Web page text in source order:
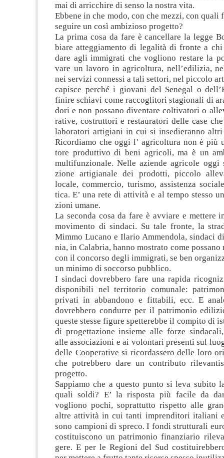
mai di arric­chire di senso la nostra vita.
Ebbene in che modo, con che mezzi, con
se­guire un così ambi­zioso progetto?
La prima cosa da fare è can­cel­lare la legge
biare atteg­gia­mento di lega­lità di fronte a
dare agli immi­grati che vogliono restare la
vare un lavoro in agri­col­tura, nell’edilizia,
nei ser­vizi con­nessi a tali set­tori, nel pic­colo
capi­sce per­ché i gio­vani del Sene­gal o
finire schiavi come rac­co­gli­tori sta­gio­nali di
dori e non pos­sano diven­tare col­ti­va­tori o
ra­tive, costrut­tori e restau­ra­tori delle case
labo­ra­tori arti­giani in cui si inse­die­ranno
Ricor­diamo che oggi l’ agri­col­tura non è più
tore pro­dut­tivo di beni agri­coli, ma è un
mul­ti­fun­zio­nale. Nelle aziende agri­cole
zione arti­gia­nale dei pro­dotti, pic­colo
locale, com­mer­cio, turi­smo, assi­stenza
tica. E’ una rete di atti­vità e al tempo stesso
zioni umane.
La seconda cosa da fare è avviare e met­tere
movi­mento di sin­daci. Su tale fronte, la
Mimmo Lucano e Ila­rio Ammen­dola, sin­daci
nia, in Cala­bria, hanno mostrato come pos­sano
con il con­corso degli immi­grati, se ben
un minimo di soc­corso pub­blico.
I sin­daci dovreb­bero fare una rapida
dispo­ni­bili nel ter­ri­to­rio comu­nale:
pri­vati in abban­dono e fit­ta­bili, ecc. E
dovreb­bero con­durre per il patri­mo­nio
que­ste stesse figure spet­te­rebbe il com­pito di
di pro­get­ta­zione insieme alle forze
alle asso­cia­zioni e ai volon­tari pre­senti sul
delle Coo­pe­ra­tive si ricor­das­sero delle loro
che potreb­bero dare un con­tri­buto
progetto.
Sap­piamo che a que­sto punto si leva subito
quali soldi? E’ la rispo­sta più facile da
vogliono pochi, soprat­tutto rispetto alle
altre atti­vità in cui tanti impren­di­tori ita­liani
sono cam­pioni di spreco. I fondi strut­tu­rali
costi­tui­scono un patri­mo­nio finan­zia­rio
gere. E per le Regioni del Sud